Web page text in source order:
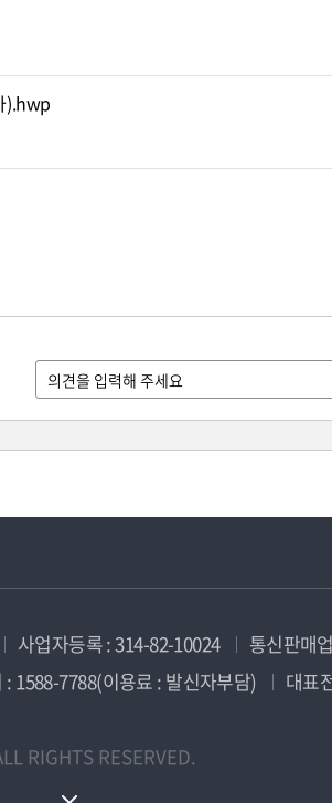
).hwp
사업자등록 : 314-82-10024
통신판매
: 1588-7788(이용료 : 발신자부담)
대표
RIGHTS RESERVED.